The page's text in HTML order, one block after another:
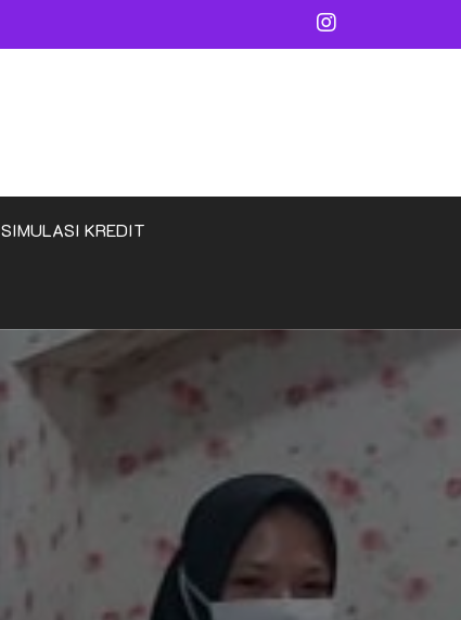
SIMULASI KREDIT